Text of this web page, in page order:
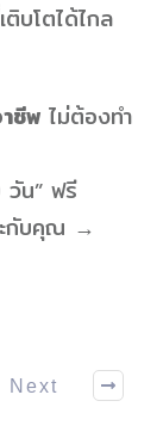
ติบโตได้ไกล
ชีพ ไม่ต้องทำ
วัน” ฟรี
ะกับคุณ →
Next